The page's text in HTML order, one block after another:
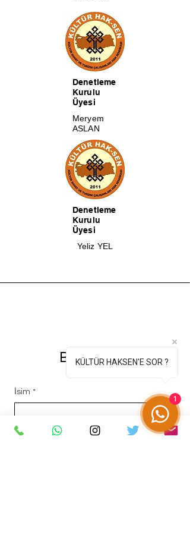
Denetleme
Kurulu
Üyesi
Meryem
ASLAN
Denetleme
Kurulu
Üyesi
Yeliz YEL
Bize ulaşın
İsim *
Soyisim
KÜLTÜR HAKSEN'E SOR ?
1